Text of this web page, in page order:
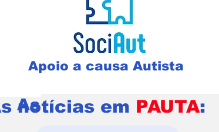
Apoio a causa Autista
As notícias emPAUTA
notícias em PAUTA: